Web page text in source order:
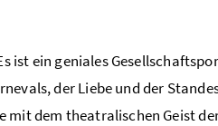
ist ein geniales
der Liebe und der
mit dem theatralischen Geist